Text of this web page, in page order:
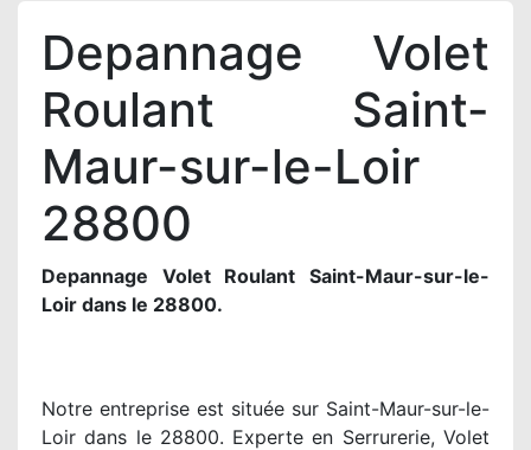
Depannage Volet
Roulant Saint-
Maur-sur-le-Loir
28800
Depannage Volet Roulant Saint-Maur-sur-le-
Loir dans le 28800.
Notre entreprise est située sur Saint-Maur-sur-le-
Loir dans le 28800. Experte en Serrurerie, Volet